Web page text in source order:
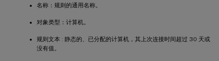
名称：规则的通用名称。
对象类型：计算机。
规则文本 : 静态的、已分配的计算机，其上次连接时间超过 30 天或
没有值。